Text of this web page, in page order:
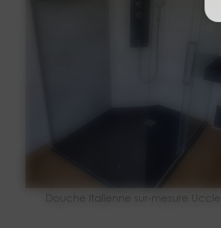
Douche Italienne sur-mesure Uccle